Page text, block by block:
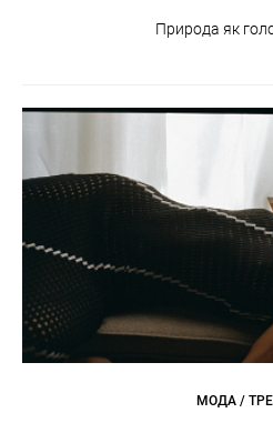
Природа як
МОДА /